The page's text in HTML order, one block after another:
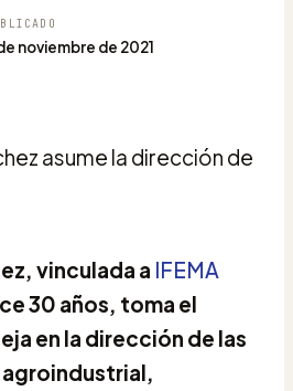
noviembre de 2021
vinculada a IFEMA
30 años, toma el
en la dirección de las